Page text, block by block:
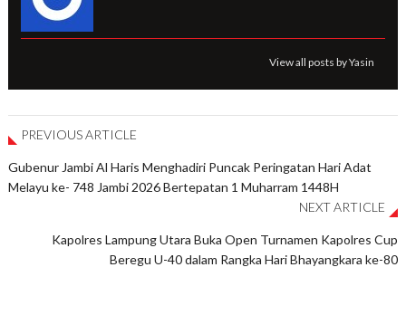
View all posts by Yasin
PREVIOUS ARTICLE
Gubenur Jambi Al Haris Menghadiri Puncak Peringatan Hari Adat
Melayu ke- 748 Jambi 2026 Bertepatan 1 Muharram 1448H
NEXT ARTICLE
Kapolres Lampung Utara Buka Open Turnamen Kapolres Cup
Beregu U-40 dalam Rangka Hari Bhayangkara ke-80